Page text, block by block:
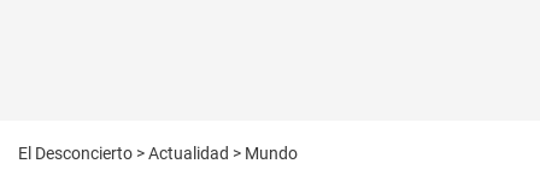
El Desconcierto >Actualidad > Mundo